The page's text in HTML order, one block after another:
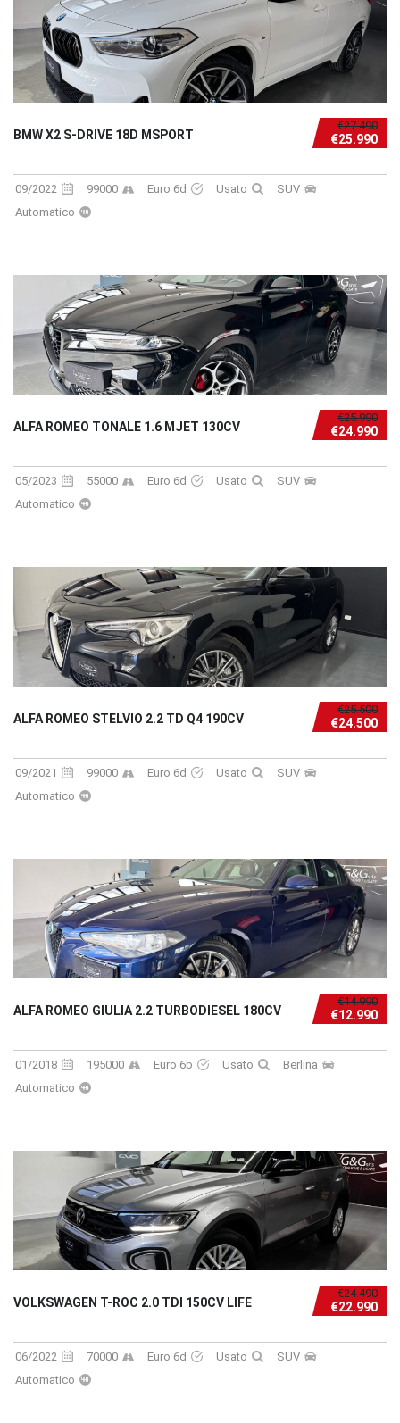
€27.490
€25.990
BMW X2 S-DRIVE 18D MSPORT
09/2022 99000 Euro 6d Usato
SUV
Automatico
€25.990
€24.990
ALFA ROMEO TONALE 1.6 MJET 130CV
05/2023 55000 Euro 6d Usato
SUV
Automatico
€25.500
€24.500
ALFA ROMEO STELVIO 2.2 TD Q4 190CV
09/2021 99000 Euro 6d Usato
SUV
Automatico
€14.990
€12.990
ALFA ROMEO GIULIA 2.2 TURBODIESEL 180CV
01/2018 195000 Euro 6b Usato
Berlina
Automatico
€24.490
€22.990
VOLKSWAGEN T-ROC 2.0 TDI 150CV LIFE
06/2022 70000 Euro 6d Usato
SUV
Automatico